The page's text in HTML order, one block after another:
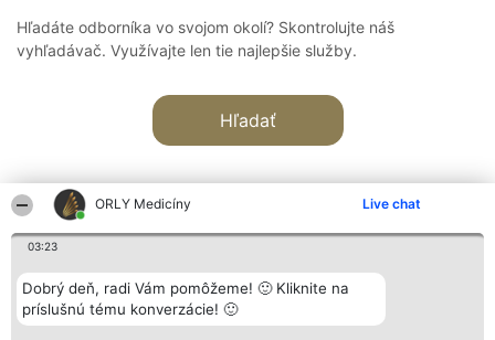
ORLY Medicíny Live chat
03:23
Dobrý deň, radi Vám pomôžeme! 🙂 Kliknite na
príslušnú tému konverzácie! 🙂
Hľadáte odborníka vo svojom okolí? Skontrolujte náš
vyhľadávač. Využívajte len tie najlepšie služby.
Hľadať
Organizátor hodnotenia
Bright Side Solutions sp. z o.
o. sp. k.
Hodnotenie
Laureáti
Lista
Kontakt
Kontakt